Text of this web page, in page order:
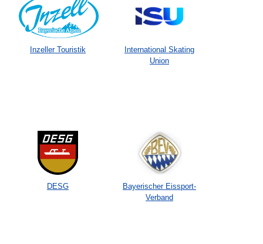
Inzeller Touristik
International Skating
Union
DESG
Bayerischer Eissport-
Verband